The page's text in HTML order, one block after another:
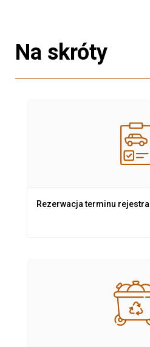
Na skróty
Rezerwacja terminu